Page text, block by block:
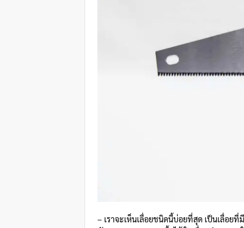
– เราจะเห็นเลื่อยชนิดนี้บ่อยที่สุด เป็นเลื่อย